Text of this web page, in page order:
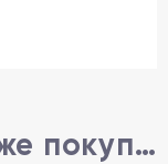
С этим товаром также покупают